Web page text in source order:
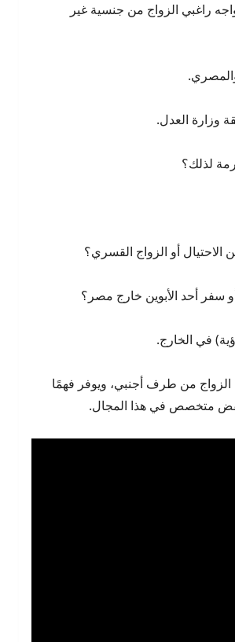
راغبي الزواج من جنسية غير
وزارة العدل.
لذلك؟
الاحتيال أو الزواج القسري؟
سفر أحد الأبوين خارج مصر؟
في الخارج.
من طرف أجنبي، ويوفر فهمًا
متخصص في هذا المجال.